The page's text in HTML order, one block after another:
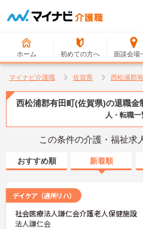
ホーム 初めての方へ 面談会場
マイナビ介護職 佐賀県 西松浦郡
西松浦郡有田町(佐賀県)の退職金
人・転職一
この条件の介護・福祉求
おすすめ順 新着順
デイケア（通所リハ）
社会医療法人謙仁会介護老人保健施設
法人謙仁会